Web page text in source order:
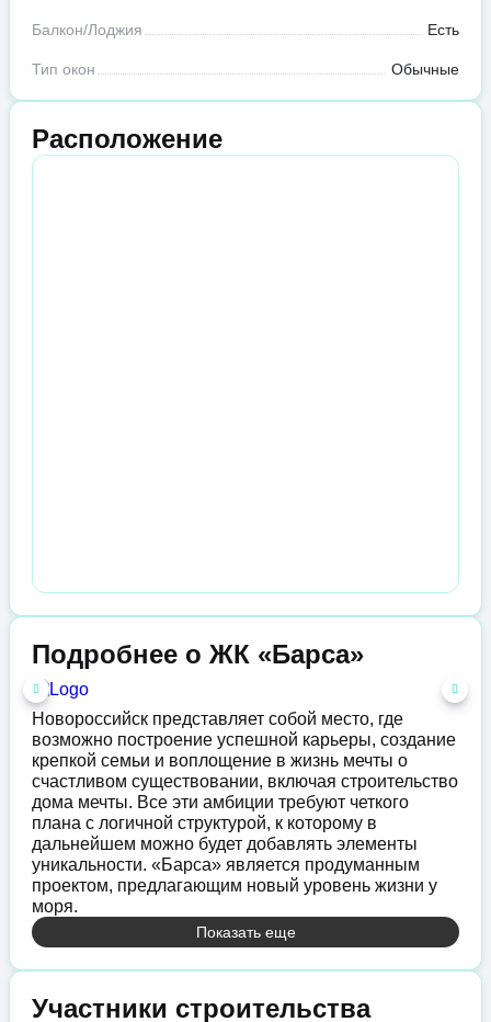
Балкон/Лоджия Есть
Тип окон Обычные
Расположение
Подробнее о ЖК «Барса»
Новороссийск представляет собой место, где
возможно построение успешной карьеры, создание
крепкой семьи и воплощение в жизнь мечты о
счастливом существовании, включая строительство
дома мечты. Все эти амбиции требуют четкого
плана с логичной структурой, к которому в
дальнейшем можно будет добавлять элементы
уникальности. «Барса» является продуманным
проектом, предлагающим новый уровень жизни у
моря.
Показать еще
Участники строительства